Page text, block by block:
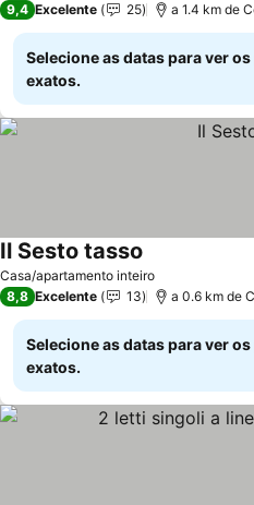
9,4 Excelente 25 a 1.4 km de
Selecione as datas para ver
exatos.
Casa/apartamento inteiro
Il Sesto tasso
8,8 Excelente 13 a 0.6 km de
Selecione as datas para ver
exatos.